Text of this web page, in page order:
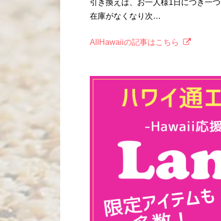
引き換えは、お一人様1日につき一
在庫がなくなり次…
AllHawaiiの記事はこちら